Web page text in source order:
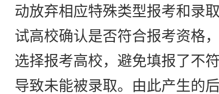
动放弃相应特殊类型报考和录
试高校确认是否符合报考资格
选择报考高校，避免填报了不
导致未能被录取。由此产生的